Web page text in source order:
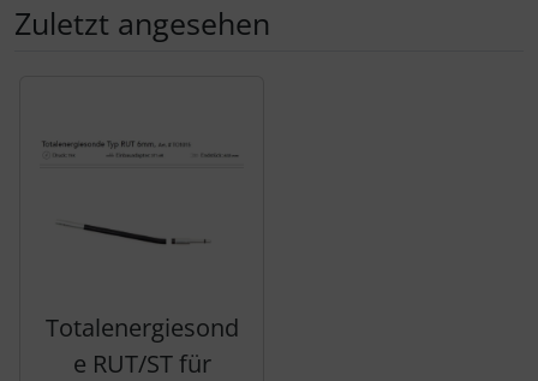
Zuletzt angesehen
Totalenergiesond
e RUT/ST für